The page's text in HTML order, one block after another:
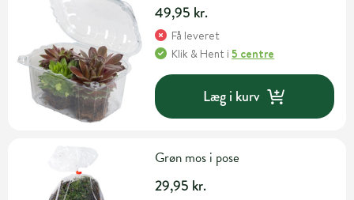
49,95 kr.
Få leveret
Klik & Hent i5 centre
Læg i kurv
Grøn mos i pose
29,95 kr.